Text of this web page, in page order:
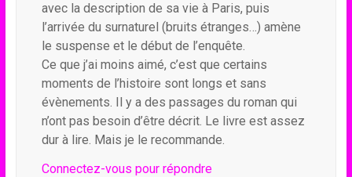
avec la description de sa vie à Paris, puis
l’arrivée du surnaturel (bruits étranges…) amène
le suspense et le début de l’enquête.
Ce que j’ai moins aimé, c’est que certains
moments de l’histoire sont longs et sans
évènements. Il y a des passages du roman qui
n’ont pas besoin d’être décrit. Le livre est assez
dur à lire. Mais je le recommande.
Connectez-vous pour répondre